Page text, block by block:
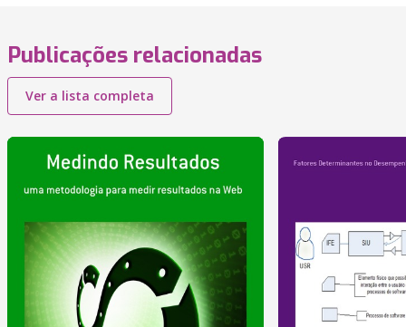
Publicações relacionadas
Ver a lista completa